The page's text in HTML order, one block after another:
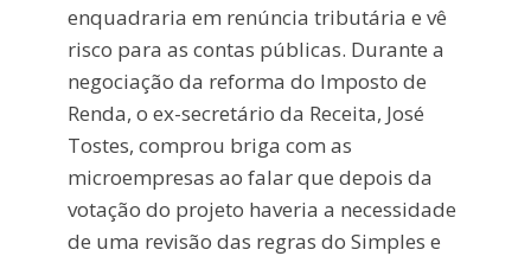
enquadraria em renúncia tributária e vê
risco para as contas públicas. Durante a
negociação da reforma do Imposto de
Renda, o ex-secretário da Receita, José
Tostes, comprou briga com as
microempresas ao falar que depois da
votação do projeto haveria a necessidade
de uma revisão das regras do Simples e